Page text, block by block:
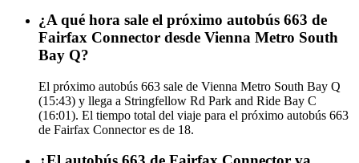
¿A qué hora sale el próximo autobús 663 de
Fairfax Connector desde Vienna Metro South
Bay Q?
El próximo autobús 663 sale de Vienna Metro South Bay Q
(15:43) y llega a Stringfellow Rd Park and Ride Bay C
(16:01). El tiempo total del viaje para el próximo autobús 663
de Fairfax Connector es de 18.